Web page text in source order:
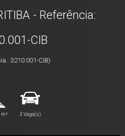
- Referência:
CIB
3210.001-CIB)
3 Vaga(s)